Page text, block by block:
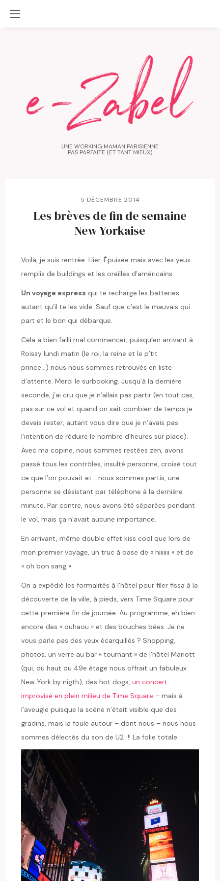
UNE WORKING MAMAN PARISIENNE
PAS PARFAITE (ET TANT MIEUX)
5 DÉCEMBRE 2014
Les brèves de fin de semaine
New Yorkaise
Voilà, je suis rentrée. Hier. Épuisée mais avec les yeux
remplis de buildings et les oreilles d’américains.
Un voyage express qui te recharge les batteries
autant qu’il te les vide. Sauf que c’est le mauvais qui
part et le bon qui débarque.
Cela a bien failli mal commencer, puisqu’en arrivant à
Roissy lundi matin (le roi, la reine et le p’tit
prince…) nous nous sommes retrouvés en liste
d’attente. Merci le surbooking. Jusqu’à la dernière
seconde, j’ai cru que je n’allais pas partir (en tout cas,
pas sur ce vol et quand on sait combien de temps je
devais rester, autant vous dire que je n’avais pas
l’intention de réduire le nombre d’heures sur place).
Avec ma copine, nous sommes restées zen, avons
passé tous les contrôles, insulté personne, croisé tout
ce que l’on pouvait et… nous sommes partis, une
personne se désistant par téléphone à la dernière
minute. Par contre, nous avons été séparées pendant
le vol, mais ça n’avait aucune importance.
En arrivant, même double effet kiss cool que lors de
mon premier voyage, un truc à base de « hiiiiiii » et de
« oh bon sang ».
On a expédié les formalités à l’hôtel pour filer fissa à la
découverte de la ville, à pieds, vers Time Square pour
cette première fin de journée. Au programme, eh bien
encore des « ouhaou » et des bouches bées. Je ne
vous parle pas des yeux écarquillés ? Shopping,
photos, un verre au bar « tournant » de l’hôtel Mariott
(qui, du haut du 49e étage nous offrait un fabuleux
New York by nigth), des hot dogs,un concert
improvisé en plein milieu de Time Square – mais à
l’aveugle puisque la scène n’était visible que des
gradins, mais la foule autour – dont nous – nous nous
sommes délectés du son de U2 !! La folie totale.